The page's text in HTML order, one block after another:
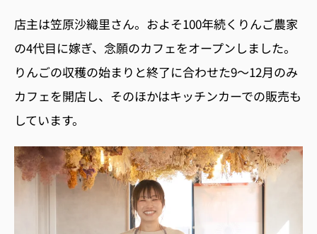
店主は笠原沙織里さん。およそ100年続くりんご農家
の4代目に嫁ぎ、念願のカフェをオープンしました。
りんごの収穫の始まりと終了に合わせた9〜12月のみ
カフェを開店し、そのほかはキッチンカーでの販売も
しています。